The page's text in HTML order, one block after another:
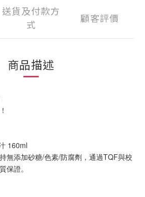
送貨及付款方
式
顧客評價
商品描述
160ml
無添加砂糖/色素/防腐劑，通過TQF與校
保證。